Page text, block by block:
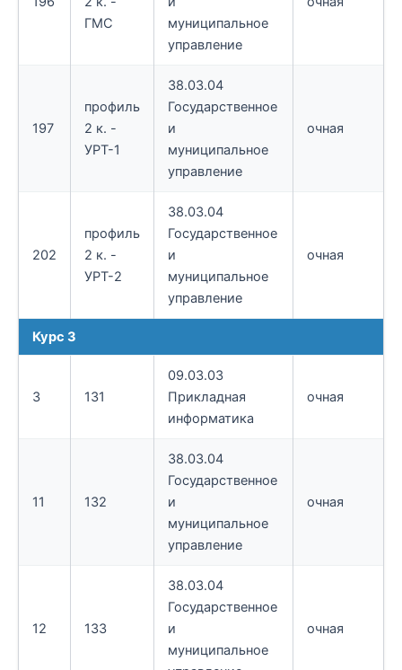
ГМС
муниципальное
управление
197
профиль
2 к. -
УРТ-1
38.03.04
Государственное
и
муниципальное
управление
очная
202
профиль
2 к. -
УРТ-2
38.03.04
Государственное
и
муниципальное
управление
очная
Курс 3
3 131
09.03.03
Прикладная
информатика
очная
11 132
38.03.04
Государственное
и
муниципальное
управление
очная
12 133
38.03.04
Государственное
и
муниципальное
очная